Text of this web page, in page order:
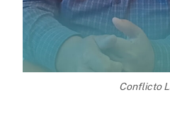
Conflicto